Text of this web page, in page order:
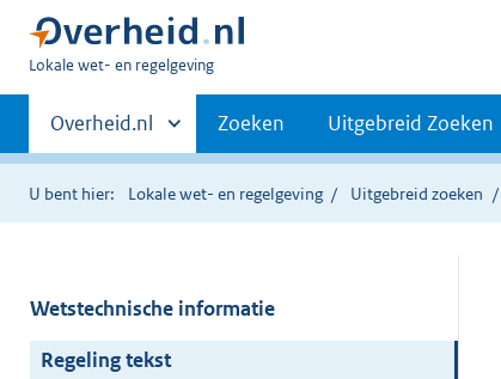
U
hier:
Lokale wet- en regelgeving
Primaire
navigatie
Andere
sites
binnen
Overheid.nl Zoeken Uitgebreid Zoeken
U bent hier: Lokale wet- en regelgeving Uitgebreid zoeken
Wetstechnische informatie
Regeling tekst